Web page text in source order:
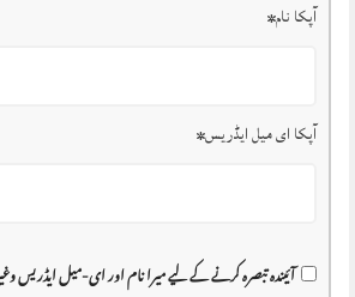
آپکا نام*
آپکا ای میل ایڈریس*
آئیندہ تبصرہ کرنے کے لیے میرا نام اور ای-میل ایڈریس